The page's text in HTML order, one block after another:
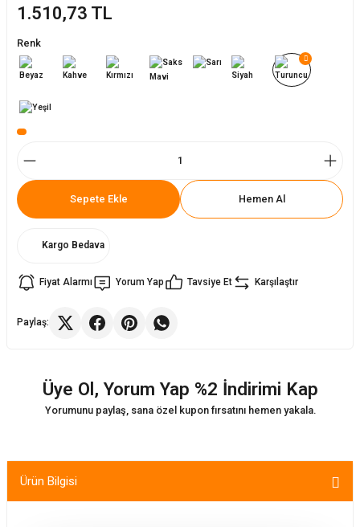
Sandalyesi
1.510,73 TL
Renk
Sepete Ekle Hemen Al
Kargo Bedava
Fiyat Alarmı Yorum Yap Tavsiye Et Karşılaştır
Paylaş:
Üye Ol, Yorum Yap %2 İndirimi Kap
Yorumunu paylaş, sana özel kupon fırsatını hemen yakala.
Ürün Bilgisi